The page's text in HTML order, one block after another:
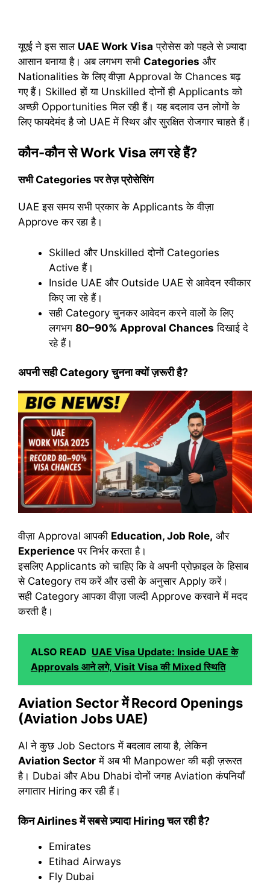
यूएई ने इस साल UAE Work Visa प्रोसेस को पहले से ज़्यादा
आसान बनाया है। अब लगभग सभी Categories और
Nationalities के लिए वीज़ा Approval के Chances बढ़
गए हैं। Skilled हों या Unskilled दोनों ही Applicants को
अच्छी Opportunities मिल रही हैं। यह बदलाव उन लोगों के
लिए फायदेमंद है जो UAE में स्थिर और सुरक्षित रोजगार चाहते हैं।
कौन-कौन से Work Visa लग रहे हैं?
सभी Categories पर तेज़ प्रोसेसिंग
UAE इस समय सभी प्रकार के Applicants के वीज़ा
Approve कर रहा है।
Skilled और Unskilled दोनों Categories
Active हैं।
Inside UAE और Outside UAE से आवेदन स्वीकार
किए जा रहे हैं।
सही Category चुनकर आवेदन करने वालों के लिए
लगभग 80–90% Approval Chances दिखाई दे
रहे हैं।
अपनी सही Category चुनना क्यों ज़रूरी है?
वीज़ा Approval आपकी Education, Job Role, और
Experience पर निर्भर करता है।
इसलिए Applicants को चाहिए कि वे अपनी प्रोफ़ाइल के हिसाब
से Category तय करें और उसी के अनुसार Apply करें।
सही Category आपका वीज़ा जल्दी Approve करवाने में मदद
करती है।
ALSO READ UAE Visa Update: Inside UAE के
Approvals आने लगे, Visit Visa की Mixed स्थिति
Aviation Sector में Record Openings
(Aviation Jobs UAE)
AI ने कुछ Job Sectors में बदलाव लाया है, लेकिन
Aviation Sector में अब भी Manpower की बड़ी ज़रूरत
है। Dubai और Abu Dhabi दोनों जगह Aviation कंपनियाँ
लगातार Hiring कर रही हैं।
किन Airlines में सबसे ज़्यादा Hiring चल रही है?
Emirates
Etihad Airways
Fly Dubai